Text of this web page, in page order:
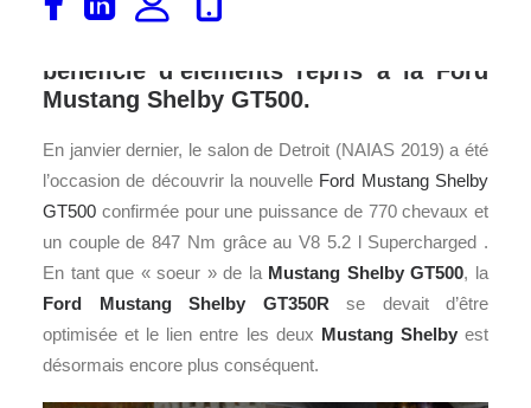
à la Ford Mustang Shelby GT350R. Au
bénéficie d’éléments repris à la Ford
Mustang Shelby GT500.
En janvier dernier, le salon de Detroit (NAIAS 2019) a été
l’occasion de découvrir la nouvelle Ford Mustang Shelby
GT500 confirmée pour une puissance de 770 chevaux et
un couple de 847 Nm grâce au V8 5.2 l Supercharged .
En tant que « soeur » de la Mustang Shelby GT500, la
Ford Mustang Shelby GT350R se devait d’être
optimisée et le lien entre les deux Mustang Shelbyest
désormais encore plus conséquent.